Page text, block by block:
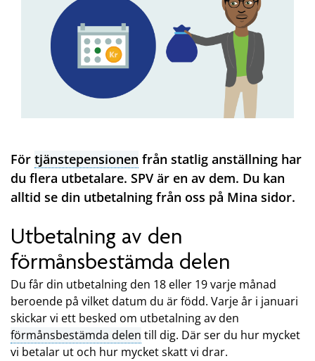
För tjänstepensionen från statlig anställning har
du flera utbetalare. SPV är en av dem. Du kan
alltid se din utbetalning från oss på Mina sidor.
Utbetalning av den
förmånsbestämda delen
Du får din utbetalning den 18 eller 19 varje månad
beroende på vilket datum du är född. Varje år i januari
skickar vi ett besked om utbetalning av den
förmånsbestämda delen till dig. Där ser du hur mycket
vi betalar ut och hur mycket skatt vi drar.